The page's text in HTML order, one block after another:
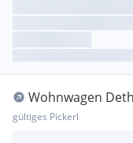
Wohnwagen
ERSTBESITZ- Klima,
gültiges Pickerl